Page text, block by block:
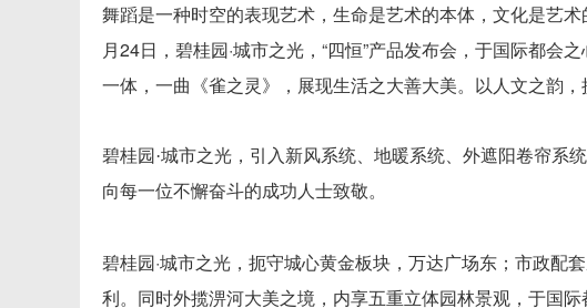
舞蹈是一种时空的表现艺术，生命是艺术的本体，文化是艺
月24日，碧桂园·城市之光，“四恒”产品发布会，于国际都会
一体，一曲《雀之灵》，展现生活之大善大美。以人文之韵
碧桂园·城市之光，引入新风系统、地暖系统、外遮阳卷帘系
向每一位不懈奋斗的成功人士致敬。
碧桂园·城市之光，扼守城心黄金板块，万达广场东；市政配
利。同时外揽淠河大美之境，内享五重立体园林景观，于国